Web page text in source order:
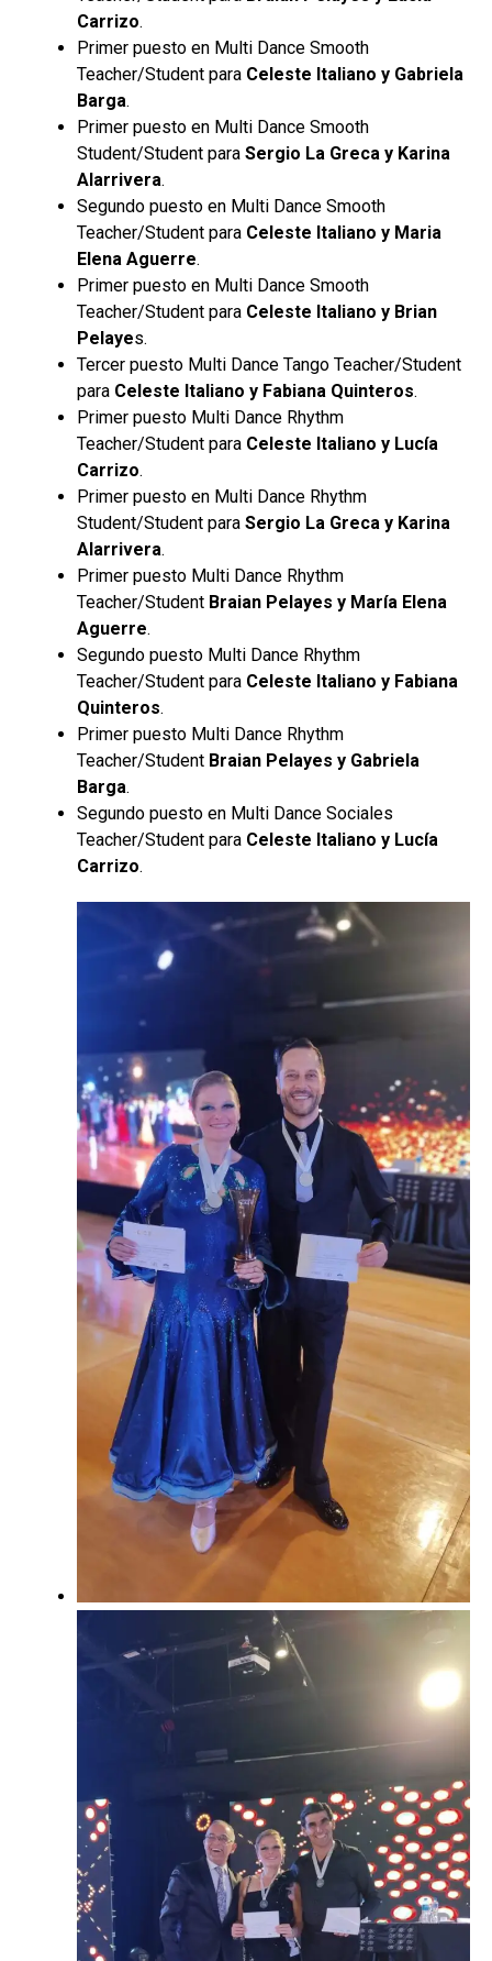
Carrizo.
Primer puesto en Multi Dance Smooth
Teacher/Student para Celeste Italiano y Gabriela
Barga.
Primer puesto en Multi Dance Smooth
Student/Student para Sergio La Greca y Karina
Alarrivera.
Segundo puesto en Multi Dance Smooth
Teacher/Student para Celeste Italiano y Maria
Elena Aguerre.
Primer puesto en Multi Dance Smooth
Teacher/Student para Celeste Italiano y Brian
Pelayes.
Tercer puesto Multi Dance Tango Teacher/Student
para Celeste Italiano y Fabiana Quinteros.
Primer puesto Multi Dance Rhythm
Teacher/Student para Celeste Italiano y Lucía
Carrizo.
Primer puesto en Multi Dance Rhythm
Student/Student para Sergio La Greca y Karina
Alarrivera.
Primer puesto Multi Dance Rhythm
Teacher/Student Braian Pelayes y María Elena
Aguerre.
Segundo puesto Multi Dance Rhythm
Teacher/Student para Celeste Italiano y Fabiana
Quinteros.
Primer puesto Multi Dance Rhythm
Teacher/Student Braian Pelayes y Gabriela
Barga.
Segundo puesto en Multi Dance Sociales
Teacher/Student para Celeste Italiano y Lucía
Carrizo.